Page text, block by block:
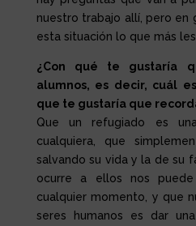
nuestro trabajo allí, pero en
esta situación lo que más
¿Con qué te gustaría
alumnos, es decir, cuál
que te gustaría que
Que un refugiado es
cualquiera, que
salvando su vida y la de su
ocurre a ellos nos
cualquier momento, y que
seres humanos es dar